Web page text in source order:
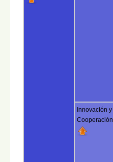
Innovación y
Cooperación